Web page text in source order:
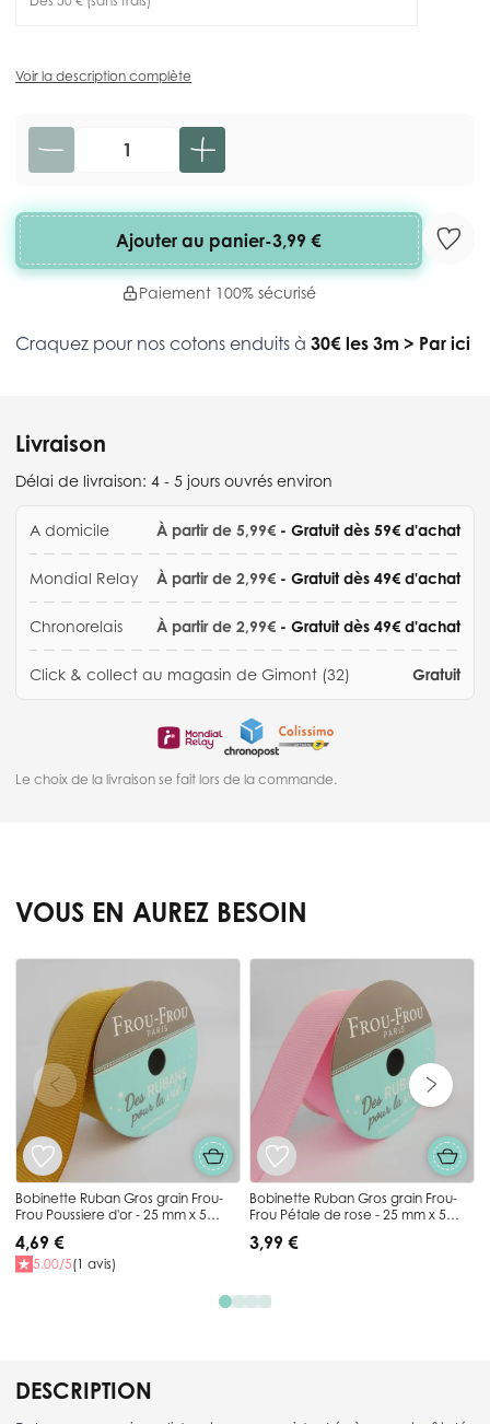
Voir la description complète
Quantité
Ajouter au panier-3,99 €
Paiement 100% sécurisé
Craquez pour nos cotons enduits à 30€ les 3m > Par ici
Livraison
Délai de livraison: 4 - 5 jours ouvrés environ
A domicile À partir de 5,99€ - Gratuit dès 59€ d'achat
Mondial Relay À partir de 2,99€ - Gratuit dès 49€ d'achat
Chronorelais À partir de 2,99€ - Gratuit dès 49€ d'achat
Click & collect au magasin de Gimont (32) Gratuit
Le choix de la livraison se fait lors de la commande.
DESCRIPTION
VOUS EN AUREZ BESOIN
Press to skip carousel
Bobinette Ruban Gros grain Frou-
Frou Poussiere d'or - 25 mm x 5
4,69 €
5.00/5(1 avis)
Bobinette Ruban Gros grain Frou-
Frou Pétale de rose - 25 mm x 5
3,99 €